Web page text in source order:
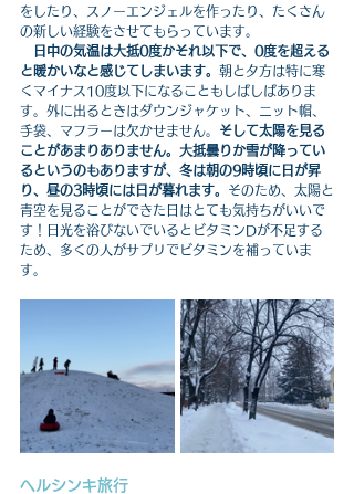
をしたり、スノーエンジェルを作ったり、たくさん
の新しい経験をさせてもらっています。
日中の気温は大抵0度かそれ以下で、0度を超える
と暖かいなと感じてしまいます。 朝と夕方は特に寒
くマイナス10度以下になることもしばしばありま
す。外に出るときはダウンジャケット、ニット帽、
手袋、マフラーは欠かせません。 そして太陽を見る
ことがあまりありません。大抵曇りか雪が降ってい
るというのもありますが、冬は朝の9時頃に日が昇
り、昼の3時頃には日が暮れます。 そのため、太陽と
青空を見ることができた日はとても気持ちがいいで
す！日光を浴びないでいるとビタミンDが不足する
ため、多くの人がサプリでビタミンを補っていま
す。
ヘルシンキ旅行